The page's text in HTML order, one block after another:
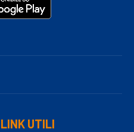
LINK UTILI